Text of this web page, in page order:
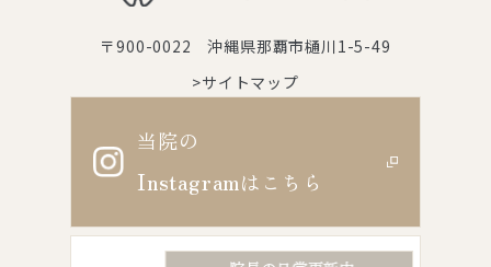
〒900-0022 沖縄県那覇市樋川1-5-49
>サイトマップ
当院の
Instagramはこちら